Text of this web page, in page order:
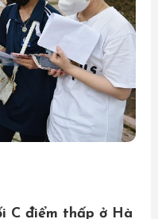
C điểm thấp ở Hà